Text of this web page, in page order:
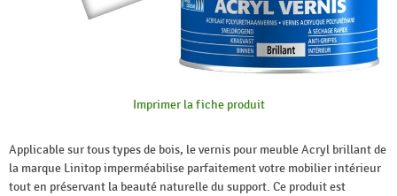
Imprimer la fiche produit
Applicable sur tous types de bois, le vernis pour meuble Acryl brillant de
la marque Linitop imperméabilise parfaitement votre mobilier intérieur
tout en préservant la beauté naturelle du support. Ce produit est